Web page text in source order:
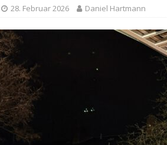
28. Februar 2026 Daniel Hartmann